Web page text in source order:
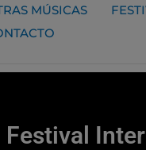
MÚSICAS